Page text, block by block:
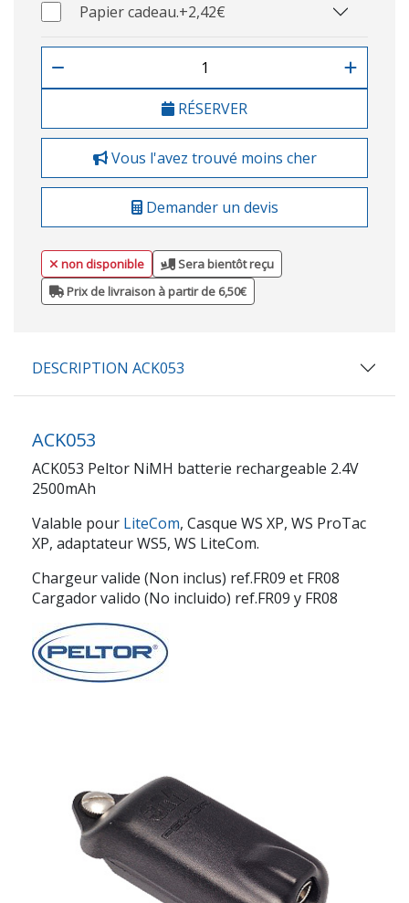
Papier cadeau.+2,42€
RÉSERVER
Vous l'avez trouvé moins cher
Demander un devis
non disponible
Sera bientôt reçu
Prix de livraison à partir de 6,50€
DESCRIPTION ACK053
ACK053
ACK053 Peltor NiMH batterie rechargeable 2.4V
2500mAh
Valable pour LiteCom, Casque WS XP, WS ProTac
XP, adaptateur WS5, WS LiteCom.
Chargeur valide (Non inclus) ref.FR09 et FR08
Cargador valido (No incluido) ref.FR09 y FR08